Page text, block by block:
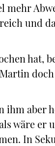
mehr
und
hat,
ihm aber
wäre er
In